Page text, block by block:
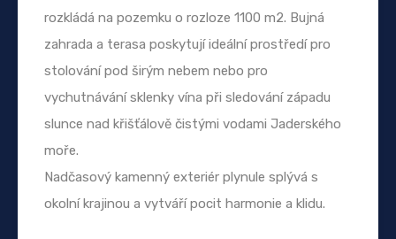
rozkládá na pozemku o rozloze 1100 m2. Bujná
zahrada a terasa poskytují ideální prostředí pro
stolování pod širým nebem nebo pro
vychutnávání sklenky vína při sledování západu
slunce nad křišťálově čistými vodami Jaderského
moře.
Nadčasový kamenný exteriér plynule splývá s
okolní krajinou a vytváří pocit harmonie a klidu.